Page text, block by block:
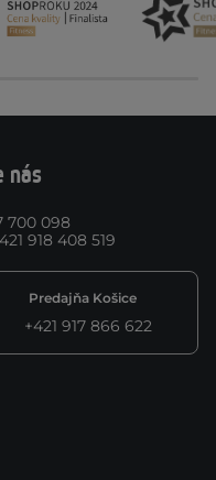
nás
700 098
918 408 519
Predajňa Košice
+421 917 866 622